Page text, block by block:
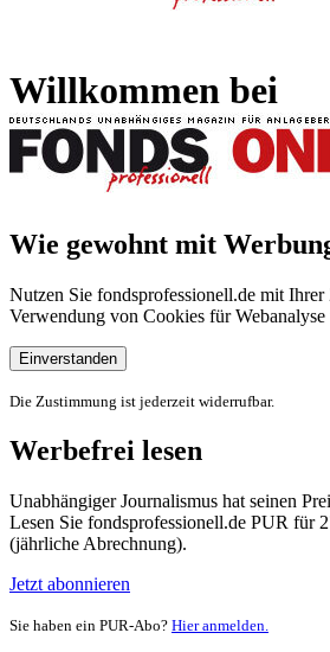
Willkommen bei
Wie gewohnt mit
Nutzen Sie fondsprofessionell.de mit
Verwendung von Cookies für Webanalyse
Einverstanden
Die Zustimmung ist jederzeit widerrufbar.
Werbefrei lesen
Unabhängiger Journalismus hat seinen
Lesen Sie fondsprofessionell.de PUR für
(jährliche Abrechnung).
Jetzt abonnieren
Sie haben ein PUR-Abo? Hier anmelden.